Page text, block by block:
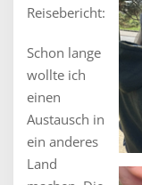
Reisebericht:
Schon lange
wollte ich
einen
Austausch in
ein anderes
Land